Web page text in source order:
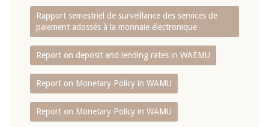
Rapport semestriel de surveillance des services de
paiement adossés à la monnaie électronique
Report on deposit and lending rates in WAEMU
Report on Monetary Policy in WAMU
Report on Monetary Policy in WAMU